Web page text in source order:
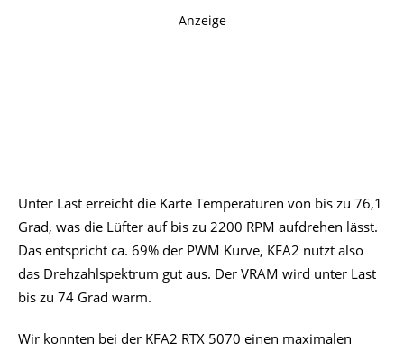
Anzeige
Unter Last erreicht die Karte Temperaturen von bis zu 76,1
Grad, was die Lüfter auf bis zu 2200 RPM aufdrehen lässt.
Das entspricht ca. 69% der PWM Kurve, KFA2 nutzt also
das Drehzahlspektrum gut aus. Der VRAM wird unter Last
bis zu 74 Grad warm.
Wir konnten bei der KFA2 RTX 5070 einen maximalen